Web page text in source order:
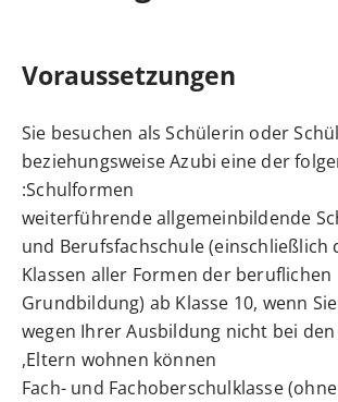
Voraussetzungen
Sie besuchen als Schülerin oder
beziehungsweise Azubi eine der
Schulformen:
weiterführende allgemeinbildende
und Berufsfachschule (einschließlich
Klassen aller Formen der beruflichen
Grundbildung) ab Klasse 10, wenn Sie
wegen Ihrer Ausbildung nicht bei den
Eltern wohnen können,
Fach- und Fachoberschulklasse (ohne